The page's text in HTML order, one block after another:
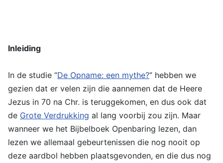
Inleiding
In de studie “De Opname: een mythe?” hebben we
gezien dat er velen zijn die aannemen dat de Heere
Jezus in 70 na Chr. is teruggekomen, en dus ook dat
de Grote Verdrukking al lang voorbij zou zijn. Maar
wanneer we het Bijbelboek Openbaring lezen, dan
lezen we allemaal gebeurtenissen die nog nooit op
deze aardbol hebben plaatsgevonden, en die dus nog